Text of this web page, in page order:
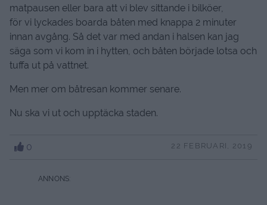
matpausen eller bara att vi blev sittande i bilköer,
för vi lyckades boarda båten med knappa 2 minuter
innan avgång. Så det var med andan i halsen kan jag
säga som vi kom in i hytten, och båten började lotsa och
tuffa ut på vattnet.
Men mer om båtresan kommer senare.
Nu ska vi ut och upptäcka staden.
0 22 FEBRUARI, 2019